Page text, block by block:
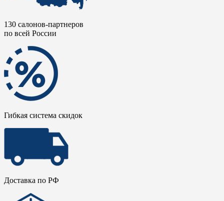
130 салонов-партнеров
по всей России
Гибкая система скидок
Доставка по РФ